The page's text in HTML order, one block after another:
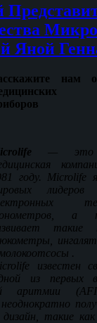
Яной
нам
— это
году. Microlife
лидеров
а
такие
.
известен
из первых
аритмии
такие